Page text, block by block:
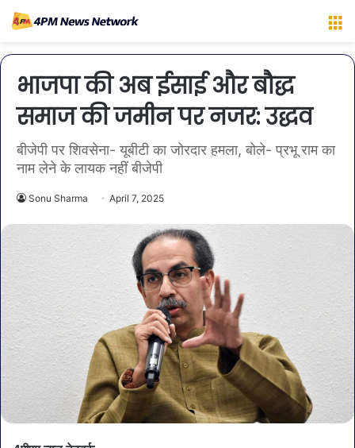
भाजपा की अब ईसाई और बौद्ध
समाज की जमीन पर नजर: उद्धव
बीजेपी पर शिवसेना- यूबीटी का जोरदार हमला, बोले- प्रभू राम का
नाम लेने के लायक नहीं बीजेपी
Sonu Sharma April 7, 2025